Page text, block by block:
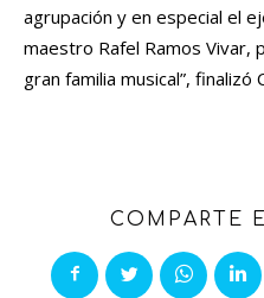
agrupación y en especial el
maestro Rafel Ramos Vivar,
gran familia musical”, finalizó
COMPARTE